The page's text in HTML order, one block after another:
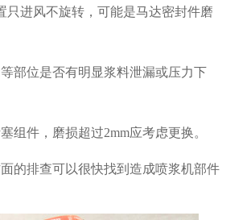
只进风不旋转，可能是马达密封件磨
部位是否有明显浆料泄漏或压力下
组件，磨损超过2mm应考虑更换。
的排查可以很快找到造成喷浆机部件